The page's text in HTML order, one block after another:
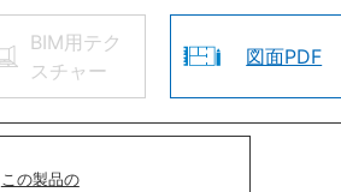
BIM用テク
スチャー
図面PDF
この製品の